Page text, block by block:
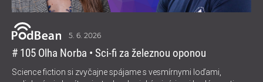
5. 6. 2026
# 105 Olha Norba • Sci-fi za železnou oponou
Science fiction si zvyčajne spájame s vesmírnymi loďami,